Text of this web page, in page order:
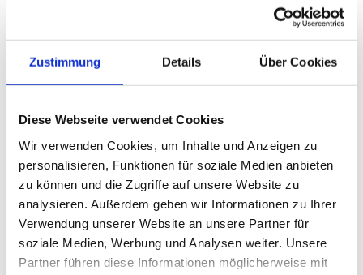
Zustimmung Details Über Cookies
Diese Webseite verwendet Cookies
Wir verwenden Cookies, um Inhalte und Anzeigen zu
personalisieren, Funktionen für soziale Medien anbieten
zu können und die Zugriffe auf unsere Website zu
analysieren. Außerdem geben wir Informationen zu Ihrer
Verwendung unserer Website an unsere Partner für
soziale Medien, Werbung und Analysen weiter. Unsere
Partner führen diese Informationen möglicherweise mit
Eucharistiefeier Basilikaführung
DETAILS
Datum: Januar 18
Zeit:
18:00